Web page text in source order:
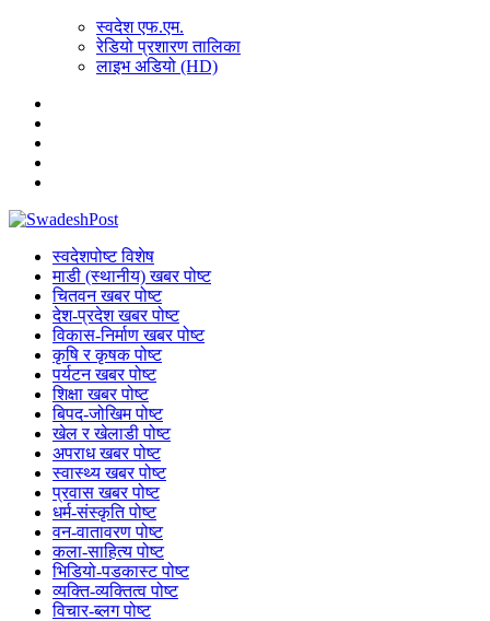
स्वदेश एफ.एम.
रेडियो प्रशारण तालिका
लाइभ अडियो (HD)
स्वदेशपोष्ट विशेष
माडी (स्थानीय) खबर पोष्ट
चितवन खबर पोष्ट
देश-प्रदेश खबर पोष्ट
विकास-निर्माण खबर पोष्ट
कृषि र कृषक पोष्ट
पर्यटन खबर पोष्ट
शिक्षा खबर पोष्ट
बिपद-जोखिम पोष्ट
खेल र खेलाडी पोष्ट
अपराध खबर पोष्ट
स्वास्थ्य खबर पोष्ट
प्रवास खबर पोष्ट
धर्म-संस्कृति पोष्ट
वन-वातावरण पोष्ट
कला-साहित्य पोष्ट
भिडियो-पडकास्ट पोष्ट
व्यक्ति-व्यक्तित्व पोष्ट
विचार-ब्लग पोष्ट